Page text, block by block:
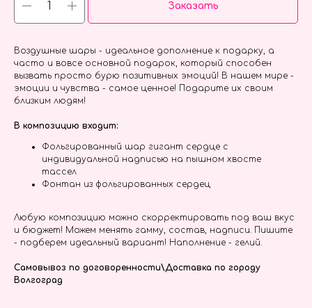
Заказать
Воздушные шары - идеальное дополнение к подарку, а
часто и вовсе основной подарок, который способен
вызвать просто бурю позитивных эмоций! В нашем мире -
эмоции и чувства - самое ценное! Подарите их своим
близким людям!
В композицию входит:
Фольгированный шар гигант сердце с
индивидуальной надписью на пышном хвосте
тассел
Фонтан из фольгированных сердец
Любую композицию можно скорректировать под ваш вкус
и бюджет! Можем менять гамму, состав, надписи. Пишите
- подберем идеальный вариант! Наполнение - гелий.
Самовывоз по договоренности\Доставка по городу
Волгоград